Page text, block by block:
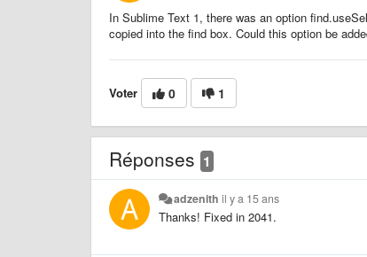
In Sublime Text 1, there was an option
copied into the find box. Could this option be
Voter 0 1
Réponses 1
adzenith il y a 15 ans
Thanks! Fixed in 2041.